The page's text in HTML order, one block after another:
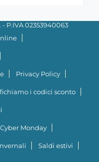
P.IVA 02353940063
Privacy Policy
i codici sconto
Cyber Monday
Saldi estivi